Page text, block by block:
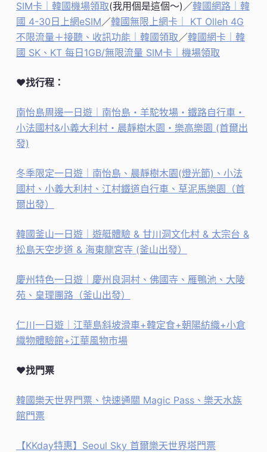
SIM卡｜韓國機場領取(我用個是這個～)／韓國網路｜韓
國 4-30日上網eSIM ／韓國無限上網卡｜ KT Olleh 4G
不限流量＋接聽、收訊功能｜韓國領取 ／韓國網卡｜韓
國 SK、KT 每日1GB/無限流量 SIM卡｜機場領取
♥找行程：
南怡島周邊一日遊｜南怡島・羊駝牧場・鐵路自行車・
小法國村&小義大利村・晨靜樹木園・樂高樂園 (首爾出
發)
冬季限定一日遊｜南怡島、晨靜樹木園(燈光節)、小法
國村、小義大利村、江村鐵道自行車、草泥馬樂園（首
爾出發）
韓國釜山一日遊｜遊艇體驗 & 甘川洞文化村 & 太宗台 &
松島天空步道 & 海東龍宮寺 (釜山出發）
慶州特色一日遊｜慶州良洞村、佛國寺、雁鴨池、大陵
苑、皇理團路（釜山出發）
仁川一日遊｜江華島斜坡滑車+韓定食+朝陽紡織+小倉
織物體驗館+江華風物市場
♥找門票
韓國樂天世界門票、快速通關 Magic Pass、樂天水族
館門票
【KKday特惠】Seoul Sky 首爾樂天世界塔門票